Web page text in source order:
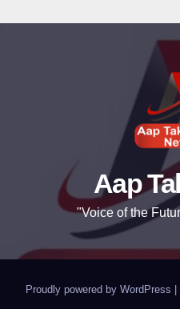
Aap
"Voice of the
Proudly powered by WordPress